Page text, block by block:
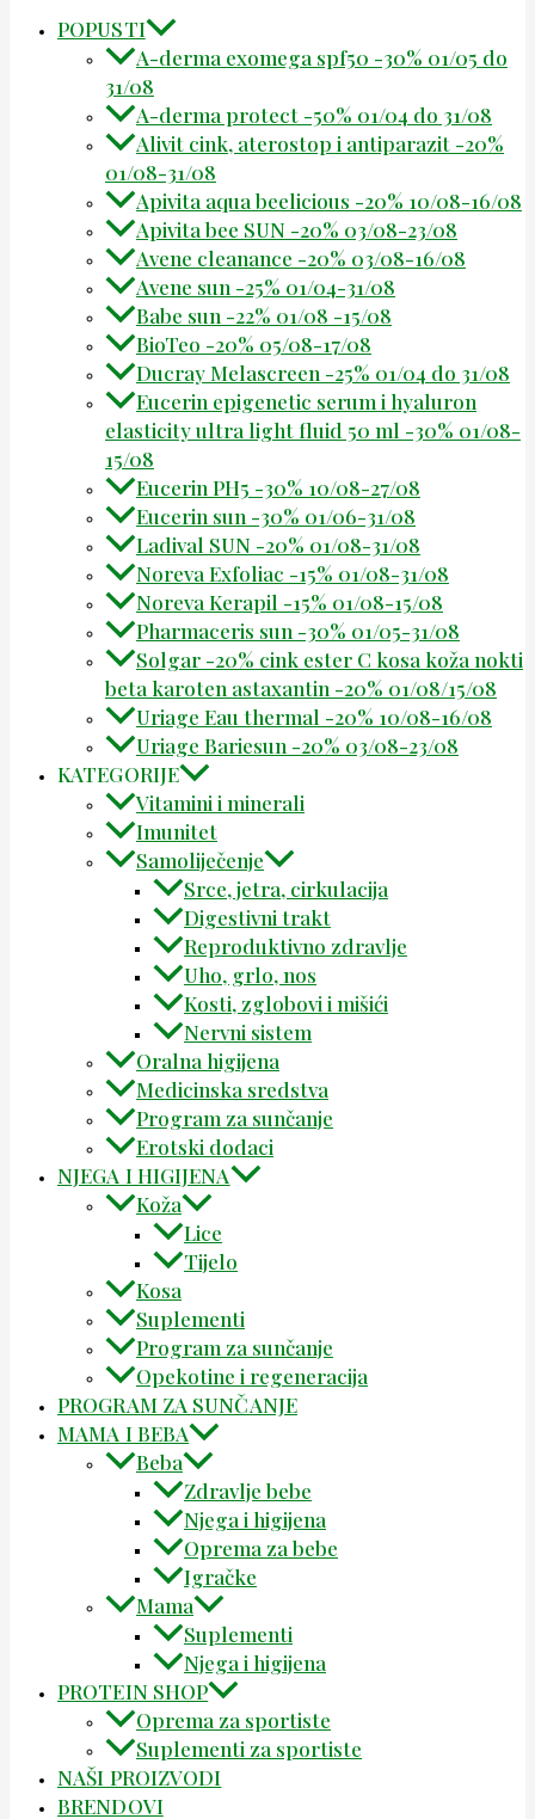
POPUSTI
A-derma exomega spf50 -30% 01/05 do
31/08
A-derma protect -50% 01/04 do 31/08
Alivit cink, aterostop i antiparazit -20%
01/08-31/08
Apivita aqua beelicious -20% 10/08-16/08
Apivita bee SUN -20% 03/08-23/08
Avene cleanance -20% 03/08-16/08
Avene sun -25% 01/04-31/08
Babe sun -22% 01/08 -15/08
BioTeo -20% 05/08-17/08
Ducray Melascreen -25% 01/04 do 31/08
Eucerin epigenetic serum i hyaluron
elasticity ultra light fluid 50 ml -30% 01/08-
15/08
Eucerin PH5 -30% 10/08-27/08
Eucerin sun -30% 01/06-31/08
Ladival SUN -20% 01/08-31/08
Noreva Exfoliac -15% 01/08-31/08
Noreva Kerapil -15% 01/08-15/08
Pharmaceris sun -30% 01/05-31/08
Solgar -20% cink ester C kosa koža nokti
beta karoten astaxantin -20% 01/08/15/08
Uriage Eau thermal -20% 10/08-16/08
Uriage Bariesun -20% 03/08-23/08
KATEGORIJE
Vitamini i minerali
Imunitet
Samoliječenje
Srce, jetra, cirkulacija
Digestivni trakt
Reproduktivno zdravlje
Uho, grlo, nos
Kosti, zglobovi i mišići
Nervni sistem
Oralna higijena
Medicinska sredstva
Program za sunčanje
Erotski dodaci
NJEGA I HIGIJENA
Koža
Lice
Tijelo
Kosa
Suplementi
Program za sunčanje
Opekotine i regeneracija
PROGRAM ZA SUNČANJE
MAMA I BEBA
Beba
Zdravlje bebe
Njega i higijena
Oprema za bebe
Igračke
Mama
Suplementi
Njega i higijena
PROTEIN SHOP
Oprema za sportiste
Suplementi za sportiste
NAŠI PROIZVODI
BRENDOVI